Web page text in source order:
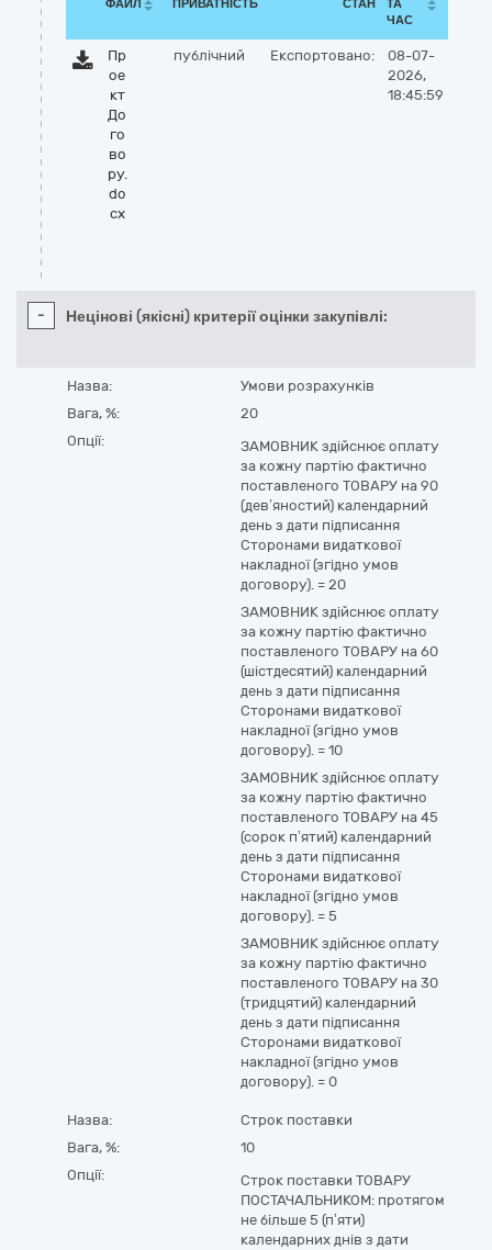
ФАЙЛ ПРИВАТНІСТЬ СТАН
ТА
ЧАС
Пр
ое
кт
До
го
во
ру.
do
cx
публічний Експортовано:
08-07-
2026,
18:45:59
- Нецінові (якісні) критерії оцінки закупівлі:
Назва:
Умови розрахунків
Вага, %:
20
Опції:
ЗАМОВНИК здійснює оплату
за кожну партію фактично
поставленого ТОВАРУ на 90
(дев’яностий) календарний
день з дати підписання
Сторонами видаткової
накладної (згідно умов
договору).= 20
ЗАМОВНИК здійснює оплату
за кожну партію фактично
поставленого ТОВАРУ на 60
(шістдесятий) календарний
день з дати підписання
Сторонами видаткової
накладної (згідно умов
договору).= 10
ЗАМОВНИК здійснює оплату
за кожну партію фактично
поставленого ТОВАРУ на 45
(сорок п’ятий) календарний
день з дати підписання
Сторонами видаткової
накладної (згідно умов
договору).= 5
ЗАМОВНИК здійснює оплату
за кожну партію фактично
поставленого ТОВАРУ на 30
(тридцятий) календарний
день з дати підписання
Сторонами видаткової
накладної (згідно умов
договору).= 0
Назва:
Строк поставки
Вага, %:
10
Опції:
Строк поставки ТОВАРУ
ПОСТАЧАЛЬНИКОМ: протягом
не більше 5 (п’яти)
календарних днів з дати